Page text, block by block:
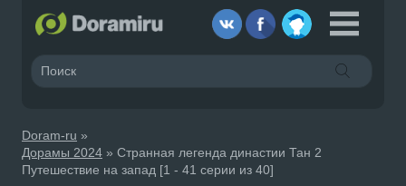
Doram-ru »
Дорамы 2024 » Странная легенда династии Тан 2
Путешествие на запад [1 - 41 серии из 40]